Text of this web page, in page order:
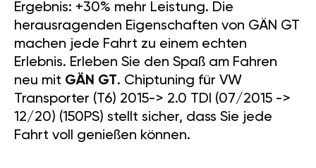
Ergebnis: +30% mehr Leistung. Die
herausragenden Eigenschaften von GÄN GT
machen jede Fahrt zu einem echten
Erlebnis. Erleben Sie den Spaß am Fahren
neu mit GÄN GT. Chiptuning für VW
Transporter (T6) 2015-> 2.0 TDI (07/2015 ->
12/20) (150PS) stellt sicher, dass Sie jede
Fahrt voll genießen können.